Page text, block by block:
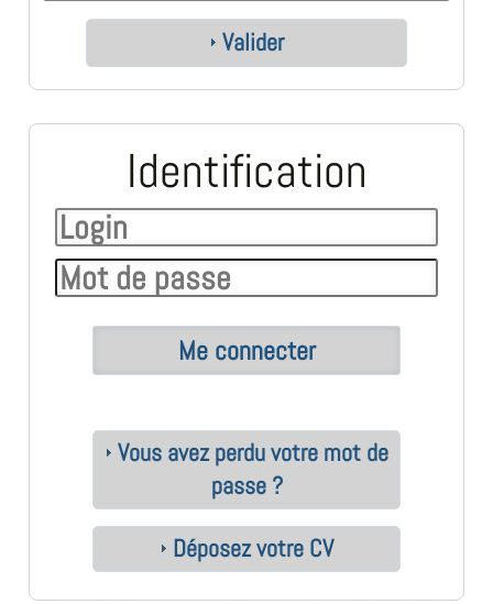
Valider
Identification
Vous avez perdu votre mot de
passe ?
Déposez votre CV